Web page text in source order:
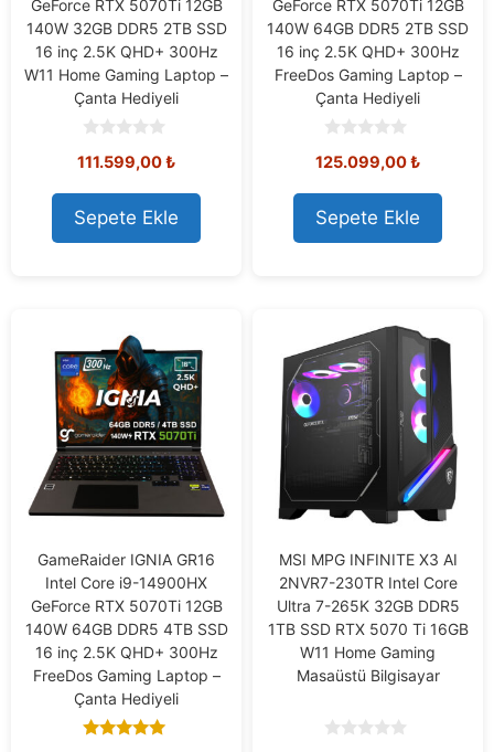
GeForce RTX 5070Ti 12GB
140W 32GB DDR5 2TB SSD
16 inç 2.5K QHD+ 300Hz
W11 Home Gaming Laptop –
Çanta Hediyeli
o
t
o
f
5
111.599,00₺
Sepete Ekle
GeForce RTX 5070Ti 12GB
140W 64GB DDR5 2TB SSD
16 inç 2.5K QHD+ 300Hz
FreeDos Gaming Laptop –
Çanta Hediyeli
o
t
o
f
5
125.099,00₺
Sepete Ekle
GameRaider IGNIA GR16
Intel Core i9-14900HX
GeForce RTX 5070Ti 12GB
140W 64GB DDR5 4TB SSD
16 inç 2.5K QHD+ 300Hz
FreeDos Gaming Laptop –
Çanta Hediyeli
MSI MPG INFINITE X3 AI
2NVR7-230TR Intel Core
Ultra 7-265K 32GB DDR5
1TB SSD RTX 5070 Ti 16GB
W11 Home Gaming
Masaüstü Bilgisayar